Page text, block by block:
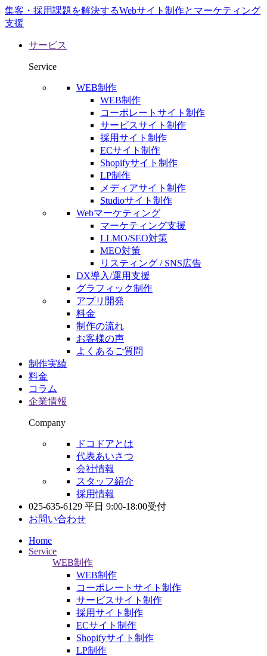
集客・採用課題を解決するWebサイト制作とマーケティング
支援
サービス
Service
WEB制作
WEB制作
コーポレートサイト制作
サービスサイト制作
採用サイト制作
ECサイト制作
Shopifyサイト制作
LP制作
メディアサイト制作
Studioサイト制作
Webマーケティング
マーケティング支援
LLMO/SEO対策
MEO対策
リスティング / SNS広告
DX導入/運用支援
グラフィック制作
アプリ開発
料金
制作の流れ
お客様の声
よくあるご質問
制作実績
料金
コラム
企業情報
Company
ドコドアとは
代表あいさつ
会社情報
スタッフ紹介
採用情報
025-635-6129 平日 9:00-18:00受付
お問い合わせ
Home
Service
WEB制作
WEB制作
コーポレートサイト制作
サービスサイト制作
採用サイト制作
ECサイト制作
Shopifyサイト制作
LP制作